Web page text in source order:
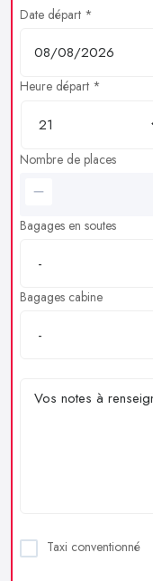
Date départ *
Heure départ *
Nombre de places
Bagages en soutes
Bagages cabine
Taxi conventionné